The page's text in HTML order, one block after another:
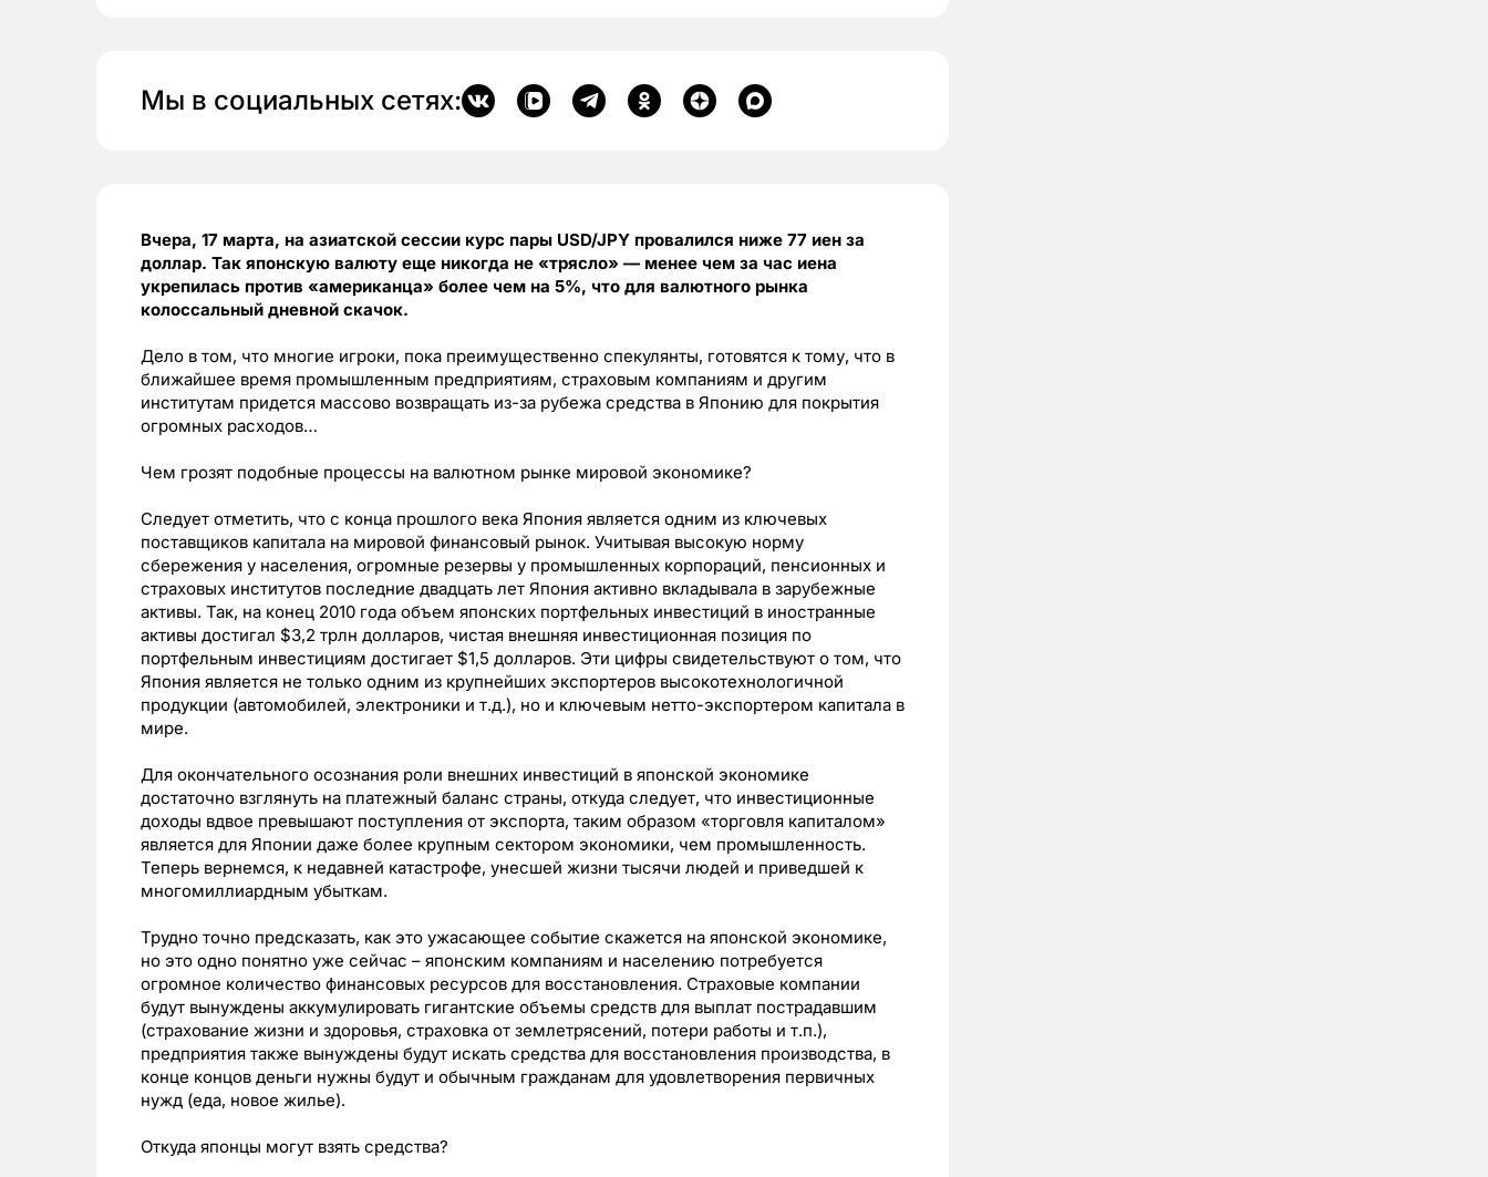
Мы в социальных сетях:
Вчера, 17 марта, на азиатской сессии курс пары USD/JPY провалился ниже 77 иен за
доллар. Так японскую валюту еще никогда не «трясло» — менее чем за час иена
укрепилась против «американца» более чем на 5%, что для валютного рынка
колоссальный дневной скачок.
Дело в том, что многие игроки, пока преимущественно спекулянты, готовятся к тому, что в
ближайшее время промышленным предприятиям, страховым компаниям и другим
институтам придется массово возвращать из-за рубежа средства в Японию для покрытия
огромных расходов…
Чем грозят подобные процессы на валютном рынке мировой экономике?
Следует отметить, что с конца прошлого века Япония является одним из ключевых
поставщиков капитала на мировой финансовый рынок. Учитывая высокую норму
сбережения у населения, огромные резервы у промышленных корпораций, пенсионных и
страховых институтов последние двадцать лет Япония активно вкладывала в зарубежные
активы. Так, на конец 2010 года объем японских портфельных инвестиций в иностранные
активы достигал $3,2 трлн долларов, чистая внешняя инвестиционная позиция по
портфельным инвестициям достигает $1,5 долларов. Эти цифры свидетельствуют о том, что
Япония является не только одним из крупнейших экспортеров высокотехнологичной
продукции (автомобилей, электроники и т.д.), но и ключевым нетто-экспортером капитала в
мире.
Для окончательного осознания роли внешних инвестиций в японской экономике
достаточно взглянуть на платежный баланс страны, откуда следует, что инвестиционные
доходы вдвое превышают поступления от экспорта, таким образом «торговля капиталом»
является для Японии даже более крупным сектором экономики, чем промышленность.
Теперь вернемся, к недавней катастрофе, унесшей жизни тысячи людей и приведшей к
многомиллиардным убыткам.
Трудно точно предсказать, как это ужасающее событие скажется на японской экономике,
но это одно понятно уже сейчас – японским компаниям и населению потребуется
огромное количество финансовых ресурсов для восстановления. Страховые компании
будут вынуждены аккумулировать гигантские объемы средств для выплат пострадавшим
(страхование жизни и здоровья, страховка от землетрясений, потери работы и т.п.),
предприятия также вынуждены будут искать средства для восстановления производства, в
конце концов деньги нужны будут и обычным гражданам для удовлетворения первичных
нужд (еда, новое жилье).
Откуда японцы могут взять средства?